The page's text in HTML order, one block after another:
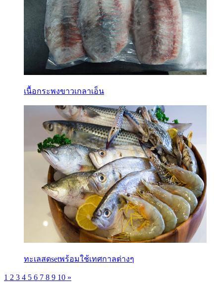
เนื้อกระพงขาวเกลาเอ็น
ทะเลสดsetพร้อมใช้เทศกาลต่างๆ
1 2 3 4 5 6 7 8 9 10 »